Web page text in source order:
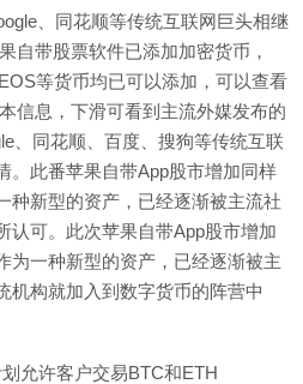
、同花顺等传统互联网巨头相继
自带股票软件已添加加密货币，
等货币均已可以添加，可以查看
信息，下滑可看到主流外媒发布的
、同花顺、百度、搜狗等传统互联
。此番苹果自带App股市增加同样
种新型的资产，已经逐渐被主流社
认可。此次苹果自带App股市增加
为一种新型的资产，已经逐渐被主
机构就加入到数字货币的阵营中
允许客户交易BTC和ETH